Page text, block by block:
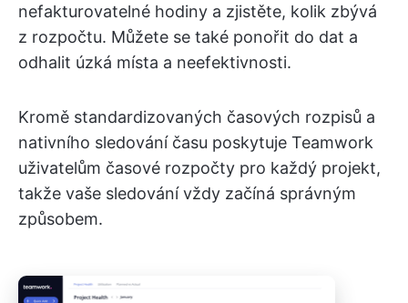
nefakturovatelné hodiny a zjistěte, kolik zbývá
z rozpočtu. Můžete se také ponořit do dat a
odhalit úzká místa a neefektivnosti.
Kromě standardizovaných časových rozpisů a
nativního sledování času poskytuje Teamwork
uživatelům časové rozpočty pro každý projekt,
takže vaše sledování vždy začíná správným
způsobem.